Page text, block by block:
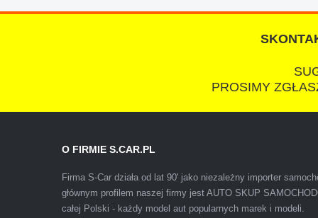
wiedziałem, że sprzedaż samochodu może
PROSIMY
O FIRMIE S.CAR.PL
Firma S-Car działa od lat 90' jako niezależny importer
głównym profilem naszej firmy jest AUTO SKUP
całej Polski - każdy model aut popularnych marek i modeli.